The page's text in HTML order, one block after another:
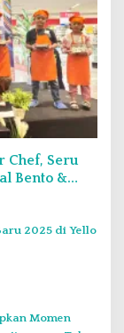
Chef, Seru
Bento &
2025 di Yello
Momen